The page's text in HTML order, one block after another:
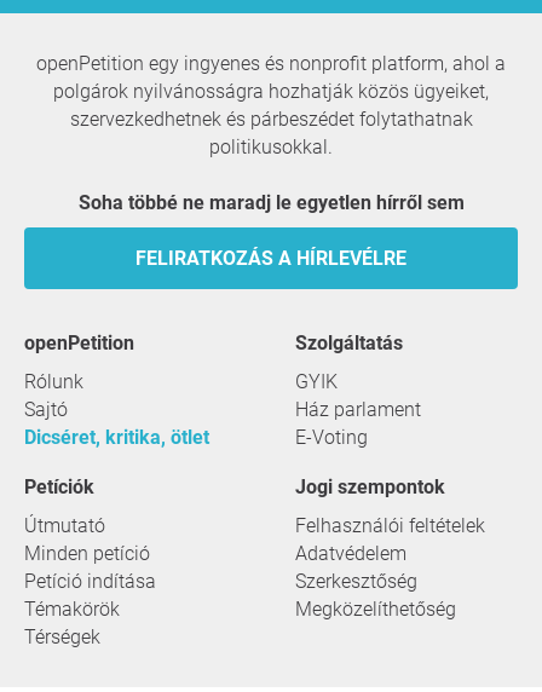
openPetition egy ingyenes és nonprofit platform, ahol a
polgárok nyilvánosságra hozhatják közös ügyeiket,
szervezkedhetnek és párbeszédet folytathatnak
politikusokkal.
Soha többé ne maradj le egyetlen hírről sem
FELIRATKOZÁS A HÍRLEVÉLRE
openPetition
Rólunk
Sajtó
Dicséret, kritika, ötlet
szolgáltatás
GYIK
Ház parlament
E-Voting
Petíciók
Útmutató
Minden petíció
Petíció indítása
Témakörök
Térségek
Jogi szempontok
Felhasználói feltételek
Adatvédelem
Szerkesztőség
Megközelíthetőség